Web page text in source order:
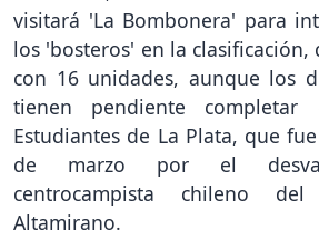
visitará 'La Bombonera' para
los 'bosteros' en la clasificación,
con 16 unidades, aunque los
tienen pendiente
Estudiantes de La Plata, que
de marzo por el
centrocampista chileno
Altamirano.